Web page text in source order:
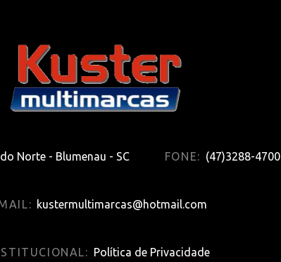
Norte - Blumenau - SC FONE: (47)3288-4700
kustermultimarcas@hotmail.com
Política de Privacidade